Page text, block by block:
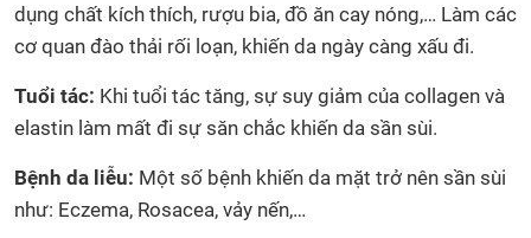
dụng chất kích thích, rượu bia, đồ ăn cay nóng,… Làm các
cơ quan đào thải rối loạn, khiến da ngày càng xấu đi.
Tuổi tác: Khi tuổi tác tăng, sự suy giảm của collagen và
elastin làm mất đi sự săn chắc khiến da sần sùi.
Bệnh da liễu: Một số bệnh khiến da mặt trở nên sần sùi
như: Eczema, Rosacea, vảy nến,…